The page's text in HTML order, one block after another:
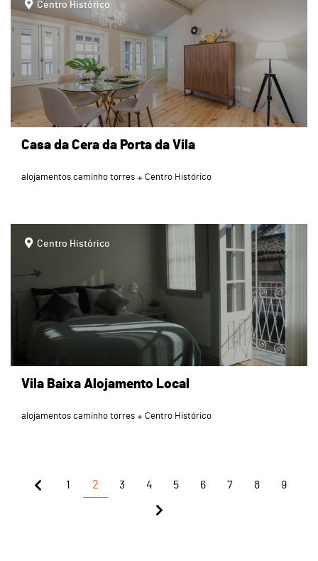
Centro Histórico
Casa da Cera da Porta da Vila
alojamentos caminho torres Centro Histórico
Centro Histórico
Vila Baixa Alojamento Local
alojamentos caminho torres Centro Histórico
1 2 3 4 5 6 7 8 9